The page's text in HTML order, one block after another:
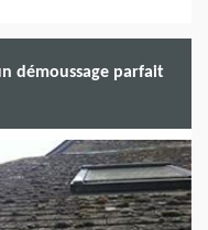
démoussage parfait